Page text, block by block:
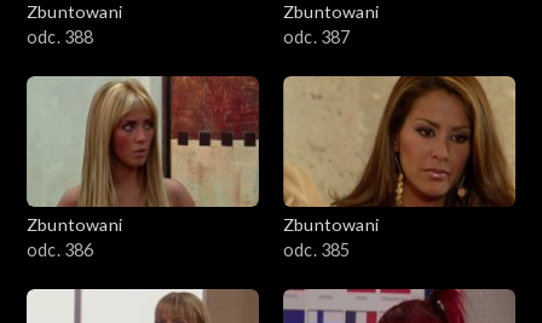
Zbuntowani
odc. 388
Zbuntowani
odc. 387
Zbuntowani
odc. 386
Zbuntowani
odc. 385